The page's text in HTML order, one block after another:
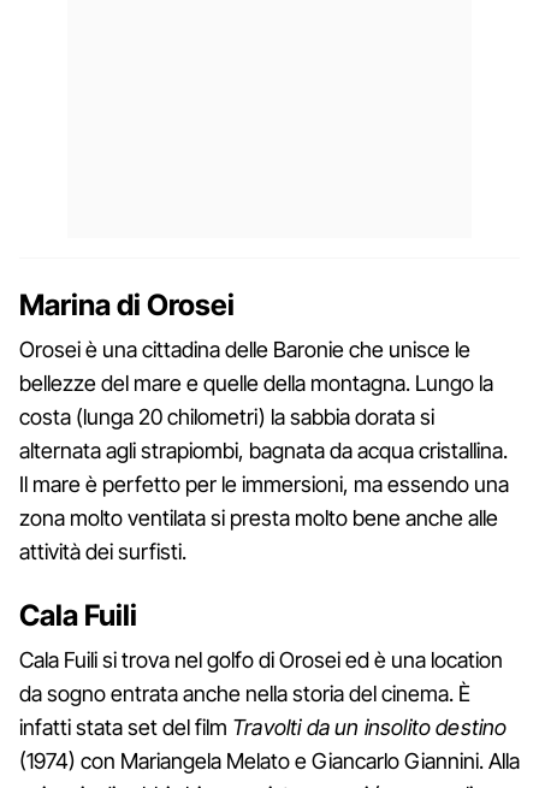
Marina di Orosei
Orosei è una cittadina delle Baronie che unisce le
bellezze del mare e quelle della montagna. Lungo la
costa (lunga 20 chilometri) la sabbia dorata si
alternata agli strapiombi, bagnata da acqua cristallina.
Il mare è perfetto per le immersioni, ma essendo una
zona molto ventilata si presta molto bene anche alle
attività dei surfisti.
Cala Fuili
Cala Fuili si trova nel golfo di Orosei ed è una location
da sogno entrata anche nella storia del cinema. È
infatti stata set del film Travolti da un insolito destino
(1974) con Mariangela Melato e Giancarlo Giannini. Alla